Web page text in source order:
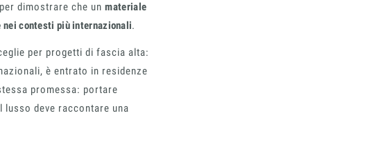
dimostrare che unmateriale
nei contesti più internazionali.
per progetti di fascia alta:
è entrato in residenze
promessa: portare
deve raccontare una